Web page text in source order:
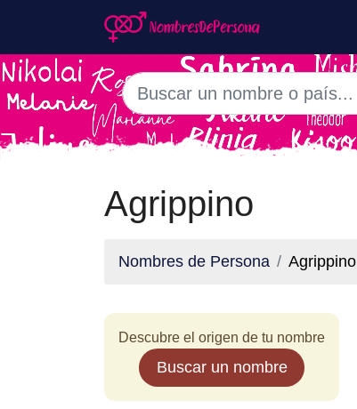
Agrippino
Nombres de Persona Agrippino
Descubre el origen de tu nombre
Buscar un nombre